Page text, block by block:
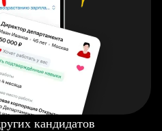
кандидатов